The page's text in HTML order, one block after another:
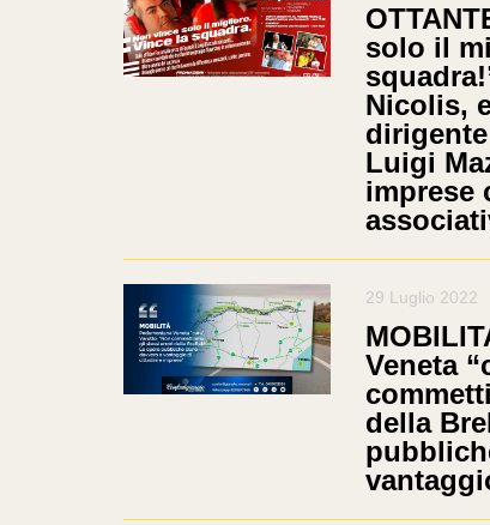
solo il
Nicolis,
Luigi
imprese
29 Luglio 2022
Veneta
della